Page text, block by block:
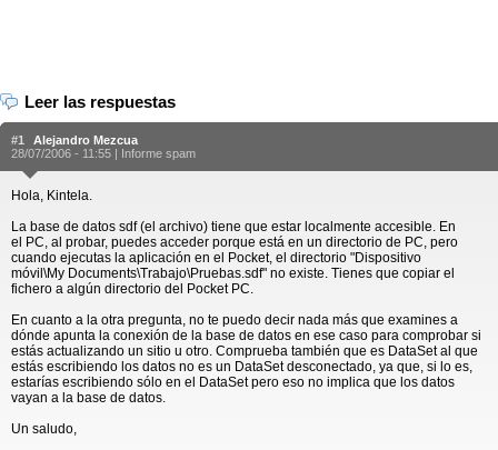
Leer las respuestas
#1
Alejandro Mezcua
28/07/2006 - 11:55 | Informe spam
Hola, Kintela.
La base de datos sdf (el archivo) tiene que estar localmente accesible. En
el PC, al probar, puedes acceder porque está en un directorio de PC, pero
cuando ejecutas la aplicación en el Pocket, el directorio "Dispositivo
móvil\My Documents\Trabajo\Pruebas.sdf" no existe. Tienes que copiar el
fichero a algún directorio del Pocket PC.
En cuanto a la otra pregunta, no te puedo decir nada más que examines a
dónde apunta la conexión de la base de datos en ese caso para comprobar si
estás actualizando un sitio u otro. Comprueba también que es DataSet al que
estás escribiendo los datos no es un DataSet desconectado, ya que, si lo es,
estarías escribiendo sólo en el DataSet pero eso no implica que los datos
vayan a la base de datos.
Un saludo,